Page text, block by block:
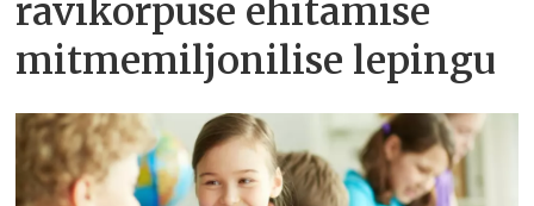
ravikorpuse ehitamise
mitmemiljonilise lepingu